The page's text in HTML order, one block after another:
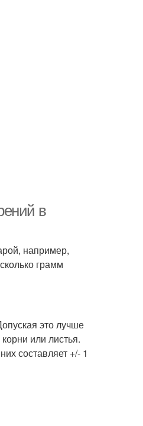
в
например,
грамм
это лучше
или листья.
составляет +/- 1